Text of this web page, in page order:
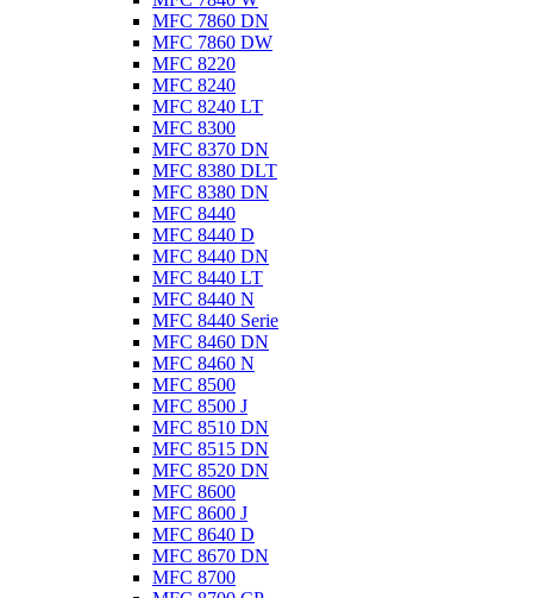
MFC 7860 DN
MFC 7860 DW
MFC 8220
MFC 8240
MFC 8240 LT
MFC 8300
MFC 8370 DN
MFC 8380 DLT
MFC 8380 DN
MFC 8440
MFC 8440 D
MFC 8440 DN
MFC 8440 LT
MFC 8440 N
MFC 8440 Serie
MFC 8460 DN
MFC 8460 N
MFC 8500
MFC 8500 J
MFC 8510 DN
MFC 8515 DN
MFC 8520 DN
MFC 8600
MFC 8600 J
MFC 8640 D
MFC 8670 DN
MFC 8700